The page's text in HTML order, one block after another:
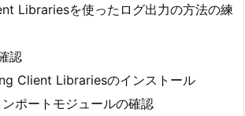
Librariesを使ったログ出力の方法の練
認
Client Librariesのインストール
ポートモジュールの確認